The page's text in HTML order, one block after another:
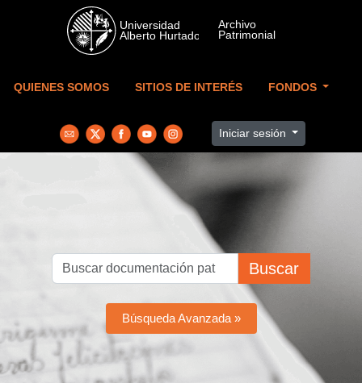
Skip to main content
QUIENES SOMOS SITIOS DE INTERÉS FONDOS
Iniciar sesión
Buscar
Búsqueda Avanzada »